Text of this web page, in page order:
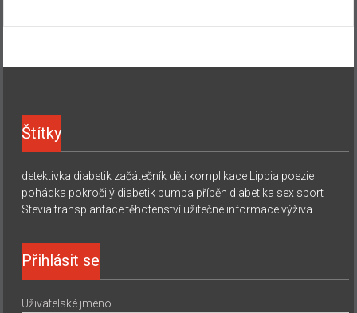
Štítky
detektivka diabetik začátečník děti komplikace Lippia poezie
pohádka pokročilý diabetik pumpa příběh diabetika sex sport
Stevia transplantace těhotenství užitečné informace výživa
Přihlásit se
Uživatelské jméno